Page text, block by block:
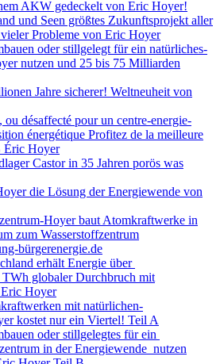
AKW gedeckelt von Eric Hoyer!
und Seen größtes Zukunftsprojekt aller
Probleme von Eric Hoyer
oder stillgelegt für ein natürliches-
nutzen und 25 bis 75 Milliarden
Jahre sicherer! Weltneuheit von
ou désaffecté pour un centre-energie-
énergétique Profitez de la meilleure
Éric Hoyer
Castor in 35 Jahren porös was
die Lösung der Energiewende von
Hoyer baut Atomkraftwerke in
zum Wasserstoffzentrum
bürgerenergie.de
erhält Energie über
TWh globaler Durchbruch mit
Hoyer
mit natürlichen-
kostet nur ein Viertel! Teil A
oder stillgelegtes für ein
in der Energiewende nutzen